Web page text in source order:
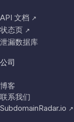
API 文档 ↗
状态页 ↗
泄漏数据库
公司
博客
联系我们
SubdomainRadar.io ↗